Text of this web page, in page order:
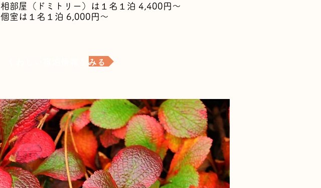
相部屋（ドミトリー）は１名１泊 4,400円〜
​個室は１名１泊 6,000円〜
くわしい宿泊情報をみる